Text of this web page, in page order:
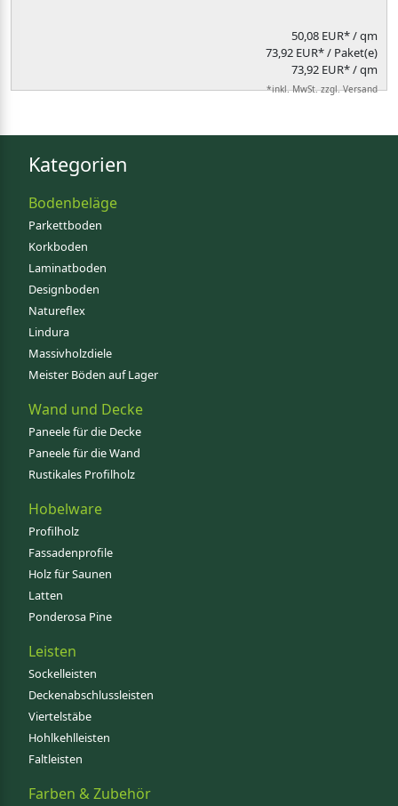
50,08 EUR*/ qm
73,92 EUR* / Paket(e)
73,92 EUR* / qm
*inkl. MwSt. zzgl. Versand
Kategorien
Bodenbeläge
Parkettboden
Korkboden
Laminatboden
Designboden
Natureflex
Lindura
Massivholzdiele
Meister Böden auf Lager
Wand und Decke
Paneele für die Decke
Paneele für die Wand
Rustikales Profilholz
Hobelware
Profilholz
Fassadenprofile
Holz für Saunen
Latten
Ponderosa Pine
Leisten
Sockelleisten
Deckenabschlussleisten
Viertelstäbe
Hohlkehlleisten
Faltleisten
Farben & Zubehör